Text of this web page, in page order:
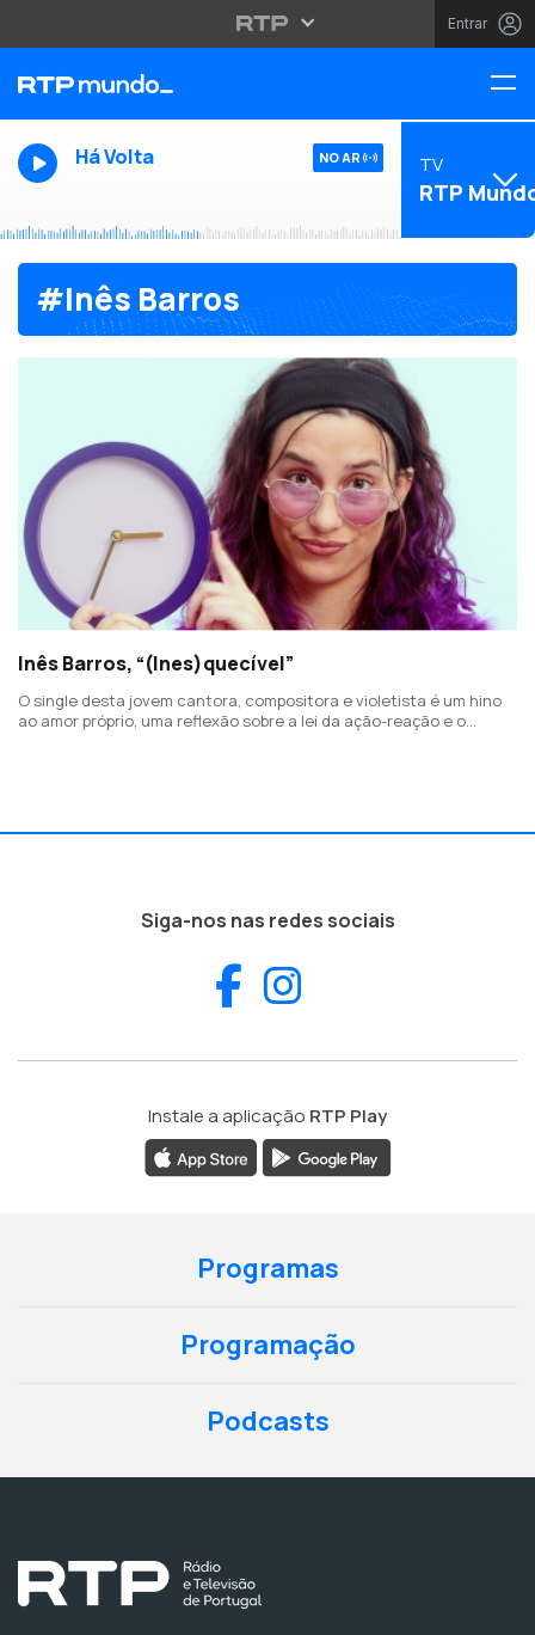
Entrar
Há Volta NO AR TV
RTP
#Inês Barros
Inês Barros, “(Ines)quecível”
O single desta jovem cantora, compositora e violetista é um hino
ao amor próprio, uma reflexão sobre a lei da ação-reação e o
Siga-nos nas redes sociais
Facebook
Instale a aplicação RTP Play
Programas
Programação
Podcasts